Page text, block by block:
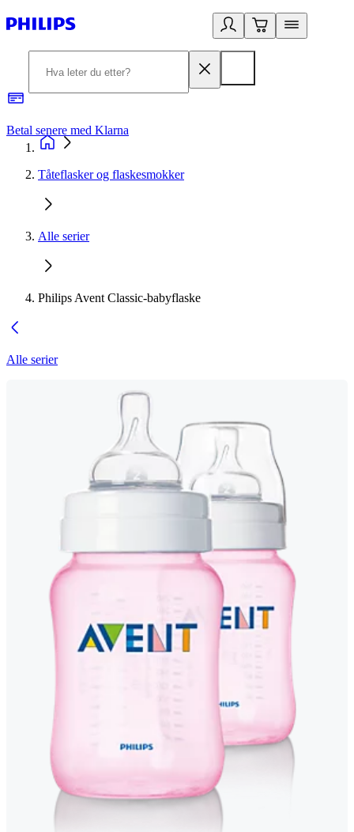
Betal senere med Klarna
Tåteflasker og flaskesmokker
Alle serier
Philips Avent Classic-babyflaske
Alle serier